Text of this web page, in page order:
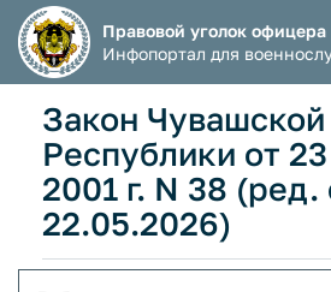
Правовой уголок офицера
Инфопортал для
Закон Чувашской
Республики от
2001 г. N 38 (ред.
22.05.2026)